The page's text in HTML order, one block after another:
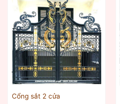
Cổng sắt 2 cửa